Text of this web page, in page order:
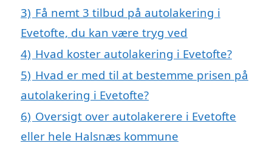
3) Få nemt 3 tilbud på autolakering i
Evetofte, du kan være tryg ved
4) Hvad koster autolakering i Evetofte?
5) Hvad er med til at bestemme prisen på
autolakering i Evetofte?
6) Oversigt over autolakerere i Evetofte
eller hele Halsnæs kommune